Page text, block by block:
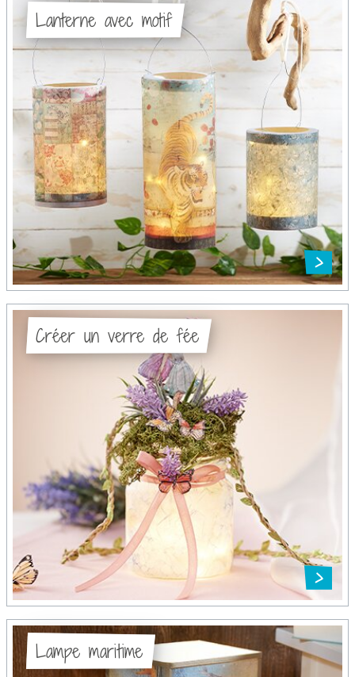
Lanterne avec motif
Créer un verre de fée
Lampe maritime